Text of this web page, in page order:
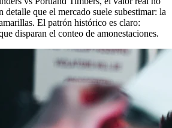
detalle que el mercado suele subestimar: la
El patrón histórico es claro:
disparan el conteo de amonestaciones.